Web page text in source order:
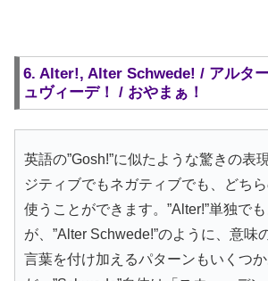
6. Alter!, Alter Schwede! / アルタ
ュヴィーデ！ / おやまぁ！
英語の”Gosh!”に似たような驚きの表
ジティブでもネガティブでも、どち
使うことができます。”Alter!”単独で
が、”Alter Schwede!”のように、意味
言葉を付け加えるパターンもいくつ